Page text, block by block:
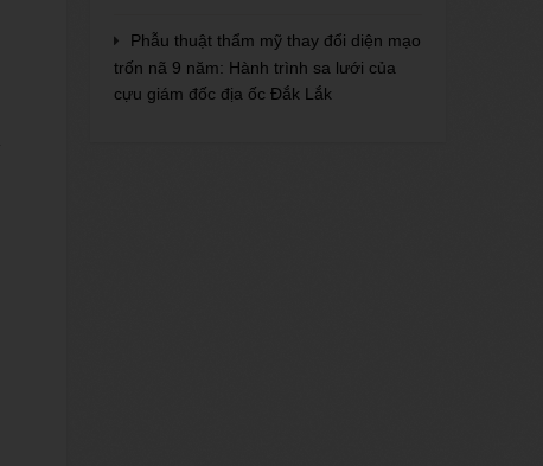
Phẫu thuật thẩm mỹ thay đổi diện mạo
trốn nã 9 năm: Hành trình sa lưới của
cựu giám đốc địa ốc Đắk Lắk